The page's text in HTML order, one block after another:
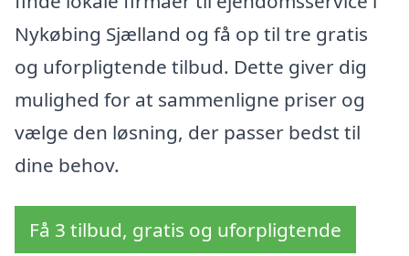
Nykøbing Sjælland og få op til tre gratis
og uforpligtende tilbud. Dette giver dig
mulighed for at sammenligne priser og
vælge den løsning, der passer bedst til
dine behov.
Få 3 tilbud, gratis og uforpligtende